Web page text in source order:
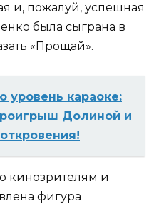
и, пожалуй, успешная
была сыграна в
«Прощай».
уровень караоке:
Долиной и
кинозрителям и
фигура